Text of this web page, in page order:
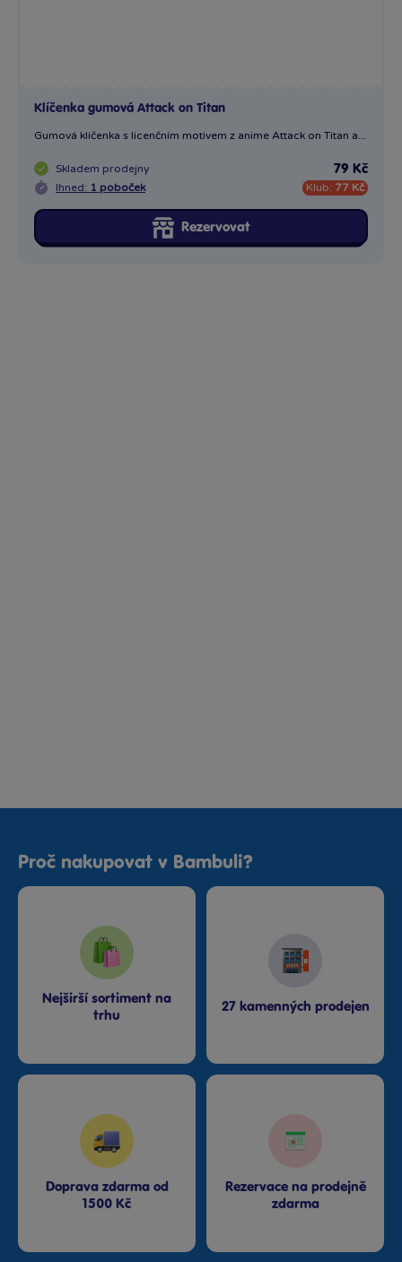
Klíčenka gumová Attack on Titan
Gumová klíčenka s licenčním motivem z anime Attack on Titan a...
Skladem prodejny
Ihned: 1 poboček
79 Kč
Klub: 77 Kč
Rezervovat
Proč nakupovat v Bambuli?
Nejširší sortiment na
trhu
27 kamenných prodejen
Doprava zdarma od
1500 Kč
Rezervace na prodejně
zdarma